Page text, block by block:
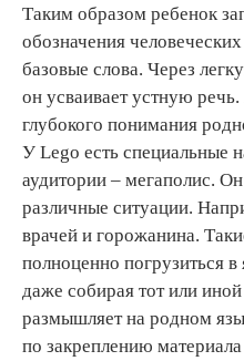
Таким образом ребенок
обозначения
базовые слова. Через
он усваивает устную
глубокого понимания
У Lego есть специальные
аудитории – мегаполис.
различные ситуации.
врачей и горожанина.
полноценно погрузиться
даже собирая тот или
размышляет на родном
по закреплению